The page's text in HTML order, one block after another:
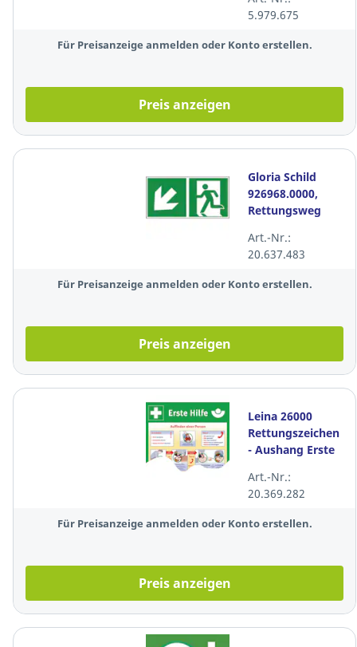
Lumen, silber
5.979.675
Für Preisanzeige anmelden oder Konto erstellen.
Preis anzeigen
Gloria Schild
926968.0000,
Rettungsweg
300x150mm,
grün/weiß
Art.-Nr.:
20.637.483
Für Preisanzeige anmelden oder Konto erstellen.
Preis anzeigen
Leina 26000
Rettungszeichen
- Aushang Erste
Art.-Nr.:
20.369.282
Für Preisanzeige anmelden oder Konto erstellen.
Preis anzeigen